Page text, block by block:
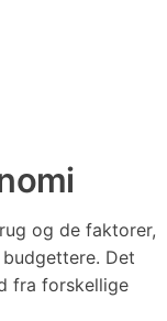
og de faktorer,
Det
fra forskellige